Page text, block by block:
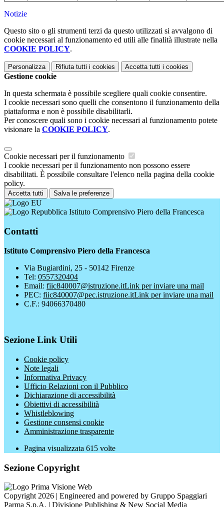
Notizie
Questo sito o gli strumenti terzi da questo utilizzati si avvalgono di
cookie necessari al funzionamento ed utili alle finalità illustrate nella
COOKIE POLICY.
Personalizza Rifiuta tutti i cookies Accetta tutti i cookies
Gestione cookie
In questa schermata è possibile scegliere quali cookie consentire.
I cookie necessari sono quelli che consentono il funzionamento della
piattaforma e non è possibile disabilitarli.
Per conoscere quali sono i cookie necessari al funzionamento potete
visionare la COOKIE POLICY.
Cookie necessari per il funzionamento
I cookie necessari per il funzionamento non possono essere
disabilitati. È possibile consultare l'elenco nella pagina della cookie
policy.
Accetta tutti Salva le preferenze
Istituto Comprensivo Piero della Francesca
Contatti
Istituto Comprensivo Piero della Francesca
Via Bugiardini, 25 - 50142 Firenze
Tel: 0557320404
Email: fiic840007@istruzione.itLink per inviare una mail
PEC: fiic840007@pec.istruzione.itLink per inviare una mail
C.F.: 94066370480
Sezione Link Utili
Cookie policy
Note legali
Informativa Privacy
Ufficio Relazioni con il Pubblico
Dichiarazione di accessibilità
Obiettivi di accessibilità
Whistleblowing
Gestione consensi cookie
Amministrazione trasparente
Pagina visualizzata 615 volte
Sezione Copyright
Copyright 2026 | Engineered and powered by Gruppo Spaggiari
Parma S.p.A. | Divisione Publishing & New Social Media